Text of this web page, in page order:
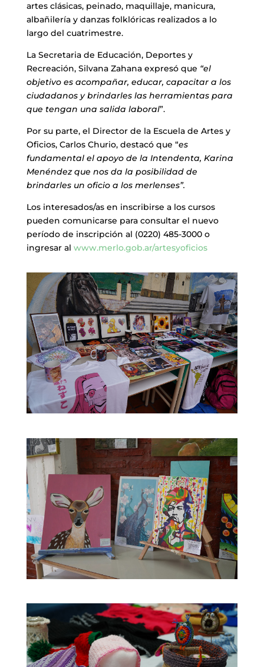
artes clásicas, peinado, maquillaje, manicura,
albañilería y danzas folklóricas realizados a lo
largo del cuatrimestre.
La Secretaria de Educación, Deportes y
Recreación, Silvana Zahana expresó que “el
objetivo es acompañar, educar, capacitar a los
ciudadanos y brindarles las herramientas para
que tengan una salida laboral”.
Por su parte, el Director de la Escuela de Artes y
Oficios, Carlos Churio, destacó que “es
fundamental el apoyo de la Intendenta, Karina
Menéndez que nos da la posibilidad de
brindarles un oficio a los merlenses”.
Los interesados/as en inscribirse a los cursos
pueden comunicarse para consultar el nuevo
período de inscripción al (0220) 485-3000 o
ingresar al www.merlo.gob.ar/artesyoficios